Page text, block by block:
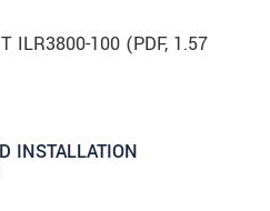
ILR3800-100 (PDF, 1.57
INSTALLATION